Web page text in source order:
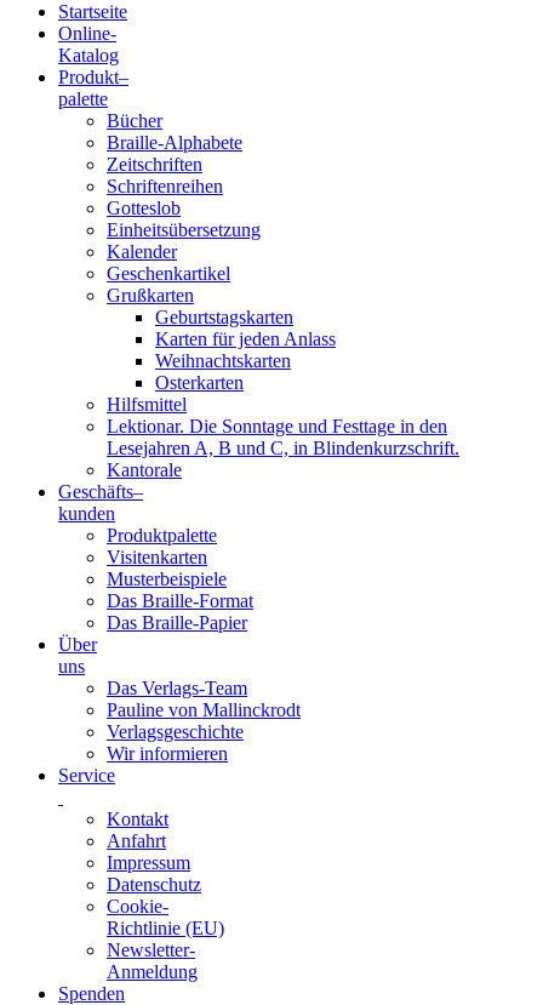
Blindenschrift-
Verlag
Druckerei
gGmbH
Startseite
Online-
Katalog
Produkt–
palette
Bücher
Braille-Alphabete
Zeitschriften
Schriftenreihen
Gotteslob
Einheitsübersetzung
Kalender
Geschenkartikel
Grußkarten
Geburtstagskarten
Karten für jeden Anlass
Weihnachtskarten
Osterkarten
Hilfsmittel
Lektionar. Die Sonntage und Festtage in den
Lesejahren A, B und C, in Blindenkurzschrift.
Kantorale
Geschäfts­–
kunden
Produktpalette
Visitenkarten
Musterbeispiele
Das Braille-Format
Das Braille-Papier
Über
uns
Das Verlags-Team
Pauline von Mallinckrodt
Verlagsgeschichte
Wir informieren
Service
Kontakt
Anfahrt
Impressum
Datenschutz
Cookie-
Richtlinie (EU)
Newsletter-
Anmeldung
Spenden